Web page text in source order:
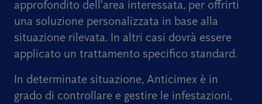
approfondito dell'area interessata, per offrirti
una soluzione personalizzata in base alla
situazione rilevata. In altri casi dovrà essere
applicato un trattamento specifico standard.
In determinate situazione, Anticimex è in
grado di controllare e gestire le infestazioni,